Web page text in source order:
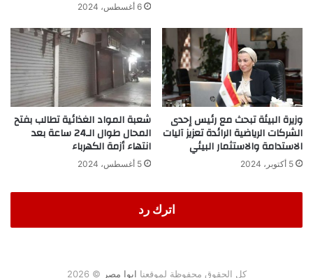
6 أغسطس، 2024
وزيرة البيئة تبحث مع رئيس إحدى
الشركات الرياضية الرائدة تعزيز آليات
الاستدامة والاستثمار البيئي
5 أكتوبر، 2024
شعبة المواد الغذائية تطالب بفتح
المحال طوال الـ24 ساعة بعد
انتهاء أزمة الكهرباء
5 أغسطس، 2024
اترك رد
كل الحقوق محفوظة لموقعنا ايوا مصر © 2026